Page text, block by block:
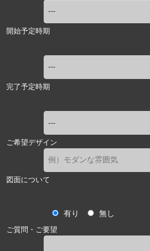
開始予定時期
完了予定時期
ご希望デザイン
図面について
有り
無し
ご質問・ご要望